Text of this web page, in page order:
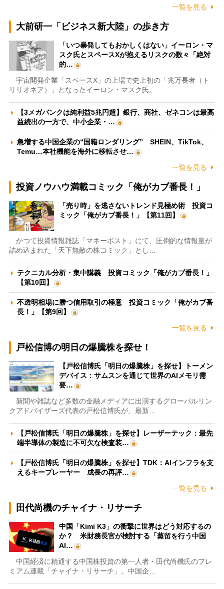
一覧を見る
大前研一「ビジネス新大陸」の歩き方
「いつ暴発してもおかしくはない」イーロン・マ
スク氏とスペースXが抱えるリスクの数々「絶対
的…
宇宙開発企業「スペースX」の上場で史上初の「兆万長者（ト
リリオネア）」となったイーロン・マスク氏。…
【3メガバンクは純利益5兆円超】銀行、商社、ゼネコンは最高
益続出の一方で、中小企業・…
急増する中国企業の“国籍ロンダリング” SHEIN、TikTok、
Temu…本社機能を海外に移転させ…
一覧を見る
投資ノウハウ満載コミック「俺がカブ番長！」
「売り時」を逃さないトレンド見極め術 投資コ
ミック「俺がカブ番長！」【第11回】
かつて投資情報雑誌「マネーポスト」にて、圧倒的な情報量が
詰め込まれた「天下無敵の株コミック」とし…
テクニカル分析・集中講義 投資コミック「俺がカブ番長！」
【第10回】
不透明相場に勝つ信用取引の極意 投資コミック「俺がカブ番
長！」【第9回】
一覧を見る
戸松信博の明日の爆騰株を探せ！
【戸松信博氏「明日の爆騰株」を探せ】トーメン
デバイス：サムスンを通じて世界のAIメモリ需
要…
新聞や雑誌など多数の金融メディアに出演するグローバルリン
クアドバイザーズ代表の戸松信博氏が、最新…
【戸松信博氏「明日の爆騰株」を探せ】レーザーテック：最先
端半導体の製造に不可欠な検査装…
【戸松信博氏「明日の爆騰株」を探せ】TDK：AIインフラを支
えるキープレーヤー 成長の再評…
一覧を見る
田代尚機のチャイナ・リサーチ
中国「Kimi K3」の衝撃に世界はどう対応するの
か？ 米財務長官が検討する「蒸留を行う中国
AI…
中国経済に精通する中国株投資の第一人者・田代尚機氏のプレ
ミアム連載「チャイナ・リサーチ」。中国企…